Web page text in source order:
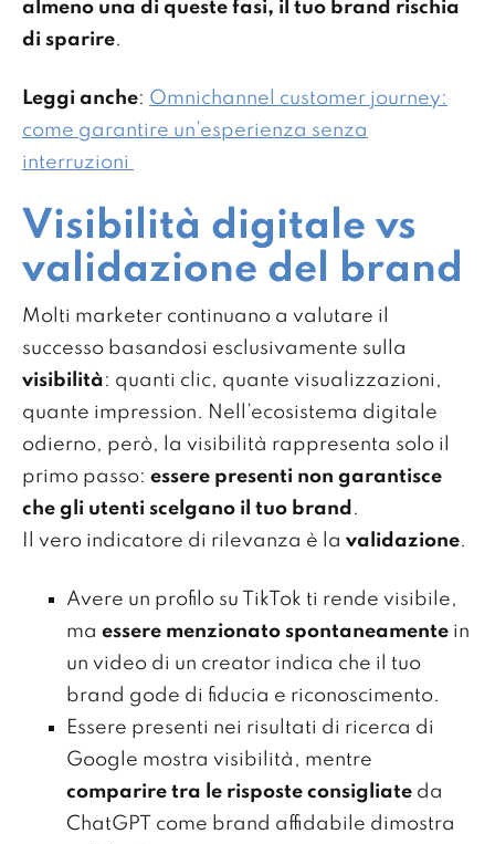
almeno una di queste fasi, il tuo brand rischia
di sparire.
Leggi anche: Omnichannel customer journey:
come garantire un’esperienza senza
interruzioni
Visibilità digitale vs
validazione del brand
Molti marketer continuano a valutare il
successo basandosi esclusivamente sulla
visibilità: quanti clic, quante visualizzazioni,
quante impression. Nell’ecosistema digitale
odierno, però, la visibilità rappresenta solo il
primo passo: essere presenti non garantisce
che gli utenti scelgano il tuo brand .
Il vero indicatore di rilevanza è la validazione.
Avere un profilo su TikTok ti rende visibile,
ma essere menzionato spontaneamente in
un video di un creator indica che il tuo
brand gode di fiducia e riconoscimento.
Essere presenti nei risultati di ricerca di
Google mostra visibilità, mentre
comparire tra le risposte consigliate da
ChatGPT come brand affidabile dimostra